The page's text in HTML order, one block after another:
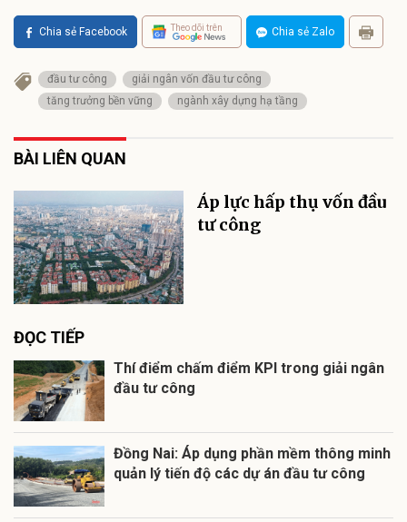
Chia sẻ Facebook Theo dõi trên Chia sẻ Zalo
đầu tư công
giải ngân vốn đầu tư công
tăng trưởng bền vững
ngành xây dựng hạ tầng
BÀI LIÊN QUAN
Áp lực hấp thụ vốn đầu
tư công
ĐỌC TIẾP
Thí điểm chấm điểm KPI trong giải ngân
đầu tư công
Đồng Nai: Áp dụng phần mềm thông minh
quản lý tiến độ các dự án đầu tư công